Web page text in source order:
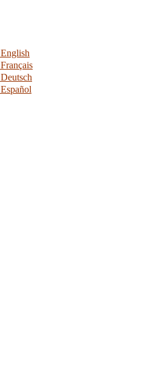
English
Français
Deutsch
Español